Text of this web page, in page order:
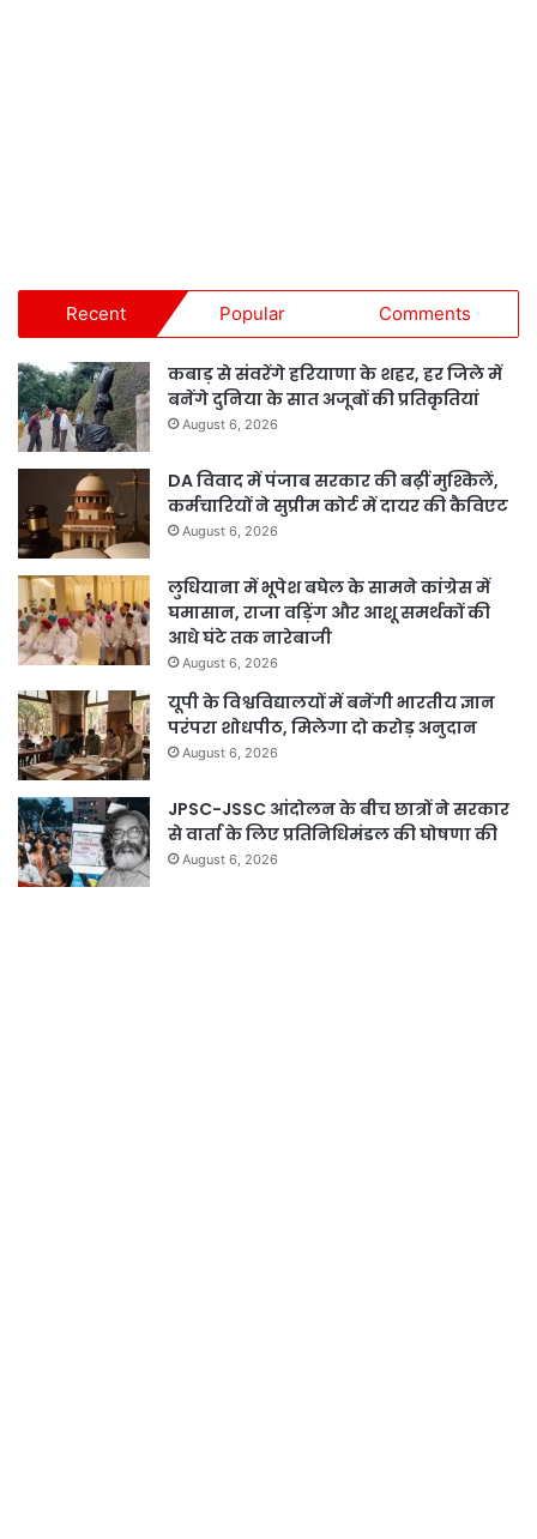
Recent Popular Comments
कबाड़ से संवरेंगे हरियाणा के शहर, हर जिले में
बनेंगे दुनिया के सात अजूबों की प्रतिकृतियां
August 6, 2026
DA विवाद में पंजाब सरकार की बढ़ीं मुश्किलें,
कर्मचारियों ने सुप्रीम कोर्ट में दायर की कैविएट
August 6, 2026
लुधियाना में भूपेश बघेल के सामने कांग्रेस में
घमासान, राजा वड़िंग और आशू समर्थकों की
आधे घंटे तक नारेबाजी
August 6, 2026
यूपी के विश्वविद्यालयों में बनेंगी भारतीय ज्ञान
परंपरा शोधपीठ, मिलेगा दो करोड़ अनुदान
August 6, 2026
JPSC-JSSC आंदोलन के बीच छात्रों ने सरकार
से वार्ता के लिए प्रतिनिधिमंडल की घोषणा की
August 6, 2026